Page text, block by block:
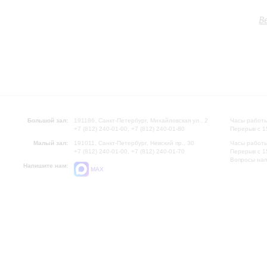
Большой зал:
191186, Санкт-Петербург, Михайловская ул., 2
+7 (812) 240-01-00, +7 (812) 240-01-80
Малый зал:
191011, Санкт-Петербург, Невский пр., 30
+7 (812) 240-01-00, +7 (812) 240-01-70
Напишите нам:
MAX
Часы
Перерыв с
Часы
Перерыв с
Вопросы